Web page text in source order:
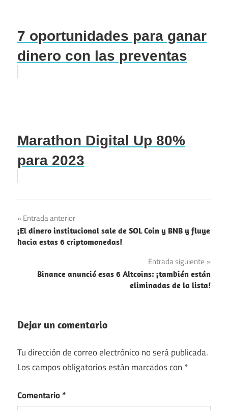
7 oportunidades para ganar
dinero con las preventas
Marathon Digital Up 80%
para 2023
Navegación
de
Entrada anterior
¡El dinero institucional sale de SOL Coin y BNB y fluye
hacia estas 6 criptomonedas!
Entrada siguiente
Binance anunció esas 6 Altcoins: ¡también están
eliminadas de la lista!
Dejar un comentario
Tu dirección de correo electrónico no será publicada.
Los campos obligatorios están marcados con *
Comentario*